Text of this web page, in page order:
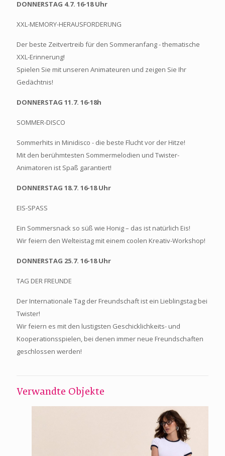
DONNERSTAG 4.7. 16-18 Uhr
XXL-MEMORY-HERAUSFORDERUNG
Der beste Zeitvertreib für den Sommeranfang - thematische
XXL-Erinnerung!
Spielen Sie mit unseren Animateuren und zeigen Sie Ihr
Gedächtnis!
DONNERSTAG 11.7. 16-18h
SOMMER-DISCO
Sommerhits in Minidisco - die beste Flucht vor der Hitze!
Mit den berühmtesten Sommermelodien und Twister-
Animatoren ist Spaß garantiert!
DONNERSTAG 18.7. 16-18 Uhr
EIS-SPASS
Ein Sommersnack so süß wie Honig – das ist natürlich Eis!
Wir feiern den Welteistag mit einem coolen Kreativ-Workshop!
DONNERSTAG 25.7. 16-18 Uhr
TAG DER FREUNDE
Der Internationale Tag der Freundschaft ist ein Lieblingstag bei
Twister!
Wir feiern es mit den lustigsten Geschicklichkeits- und
Kooperationsspielen, bei denen immer neue Freundschaften
geschlossen werden!
Verwandte Objekte